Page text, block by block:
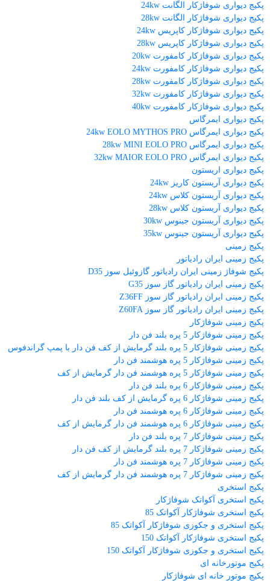
پکیج دیواری شوفاژکار الگانت 24kw
پکیج دیواری شوفاژکار الگانت 28kw
پکیج دیواری شوفاژکار کاپریس 24kw
پکیج دیواری شوفاژکار کاپریس 28kw
پکیج دیواری شوفاژکار کامفورت 20kw
پکیج دیواری شوفاژکار کامفورت 24kw
پکیج دیواری شوفاژکار کامفورت 28kw
پکیج دیواری شوفاژکار کامفورت 32kw
پکیج دیواری شوفاژکار کامفورت 40kw
پکیج دیواری ایمرگاس
پکیج دیواری ایمرگاس 24kw EOLO MYTHOS PRO
پکیج دیواری ایمرگاس 28kw MINI EOLO PRO
پکیج دیواری ایمرگاس 32kw MAIOR EOLO PRO
پکیج دیواری اریستون
پکیج دیواری آریستون کاریز 24kw
پکیج دیواری آریستون کلاس 24kw
پکیج دیواری آریستون کلاس 28kw
پکیج دیواری آریستون جینوس 30kw
پکیج دیواری آریستون جینوس 35kw
پکیج زمینی
پکیج زمینی ایران رادیاتور
پکیج شوفاژ زمینی ایران رادیاتور گازوئیل سوز D35
پکیج زمینی ایران رادیاتور گاز سوز G35
پکیج زمینی ایران رادیاتور گاز سوز Z36FF
پکیج زمینی ایران رادیاتور گاز سوز Z60FA
پکیج زمینی شوفاژکار
پکیج زمینی شوفاژکار 5 پره بلند فن دار
پکیج زمینی شوفاژکار 5 پره بلند گرمایش از کف فن دار با پمپ گراندفوس
پکیج زمینی شوفاژکار 5 پره هوشمند فن دار
پکیج زمینی شوفاژکار 5 پره هوشمند فن دار گرمایش از کف
پکیج زمینی شوفاژکار 6 پره بلند فن دار
پکیج زمینی شوفاژکار 6 پره گرمایش از کف بلند فن دار
پکیج زمینی شوفاژکار 6 پره هوشمند فن دار
پکیج زمینی شوفاژکار 6 پره هوشمند فن دار گرمایش از کف
پکیج زمینی شوفاژکار 7 پره بلند فن دار
پکیج زمینی شوفاژکار 7 پره بلند گرمایش از کف فن دار
پکیج زمینی شوفاژکار 7 پره هوشمند فن دار
پکیج زمینی شوفاژکار 7 پره هوشمند فن دار گرمایش از کف
پکیج استخری
پکیج استخری آکواتک شوفاژکار
پکیج استخری شوفاژکار آکواتک 85
پکیج استخری و جکوزی شوفاژکار آکواتک 85
پکیج استخری شوفاژکار آکواتک 150
پکیج استخری و جکوزی شوفاژکار آکواتک 150
پکیج موتورخانه ای
پکیج موتور خانه ای شوفاژکار